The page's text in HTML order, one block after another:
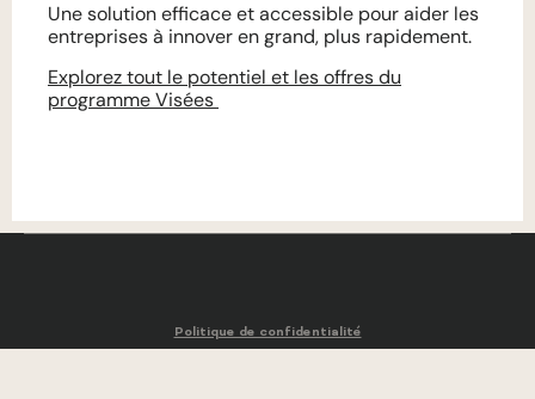
Une solution efficace et accessible pour aider les
entreprises à innover en grand, plus rapidement.
Explorez tout le potentiel et les offres du
programme Visées
Politique de confidentialité